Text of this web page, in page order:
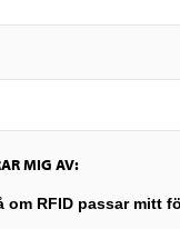
MIG AV:
om RFID passar mitt